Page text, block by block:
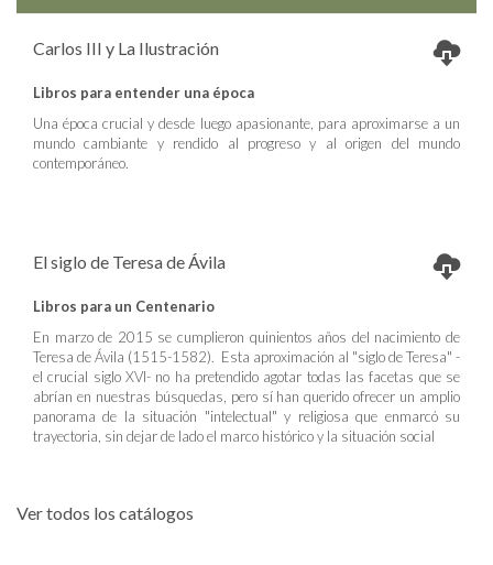
Carlos III y La Ilustración
Libros para entender una época
Una época crucial y desde luego apasionante, para aproximarse a un
mundo cambiante y rendido al progreso y al origen del mundo
contemporáneo.
El siglo de Teresa de Ávila
Libros para un Centenario
En marzo de 2015 se cumplieron quinientos años del nacimiento de
Teresa de Ávila (1515-1582). Esta aproximación al "siglo de Teresa" -
el crucial siglo XVI- no ha pretendido agotar todas las facetas que se
abrían en nuestras búsquedas, pero sí han querido ofrecer un amplio
panorama de la situación "intelectual" y religiosa que enmarcó su
trayectoria, sin dejar de lado el marco histórico y la situación social
Ver todos los catálogos